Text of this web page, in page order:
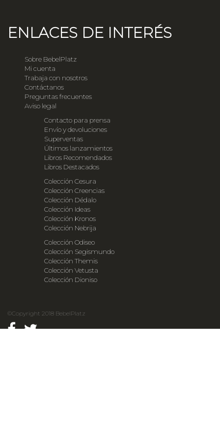
ENLACES DE INTERÉS
Sobre BebelPlatz
Mi cuenta
Trabaja con nosotros
Contáctanos
Preguntas frecuentes
Aviso legal
Contacto para prensa
Envío y devoluciones
Superventas
Últimos lanzamientos
Libros Recomendados
Libros Destacados
Colección Cesura
Colección Creencias
Colección Dédalo
Colección Ideas
Colección Kronos
Colección Nebrija
Colección Odiseo
Colección Segismundo
Colección Themis
Colección Vetusta
Colección Dioniso
©Copyright 2018 BebelPlatz